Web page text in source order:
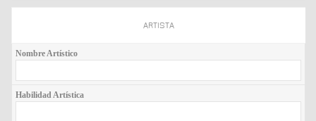
ARTISTA
Nombre Artístico
Habilidad Artística